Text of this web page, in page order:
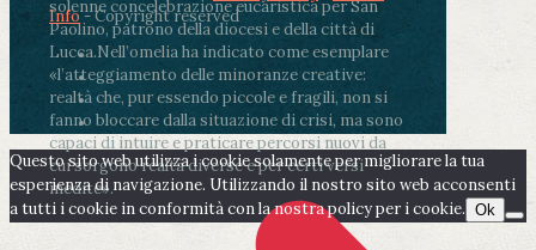
solenne concelebrazione eucaristica per San
Paolino, patrono della diocesi e della città di
Lucca.Nell’omelia ha indicato come esemplare
«l’atteggiamento delle minoranze creative:
realtà che, pur essendo piccole e fragili, non si
fanno bloccare dalla situazione di crisi, ma sono
capaci di intuire e praticare percorsi nuovi da
cui sorgono realtà diverse e per certi versi
inedite».
Info- Copyright reserved
Questo sito web utilizza i cookie solamente per migliorare la tua
esperienza di navigazione. Utilizzando il nostro sito web acconsenti
a tutti i cookie in conformità con la nostra policy per i cookie. Ok